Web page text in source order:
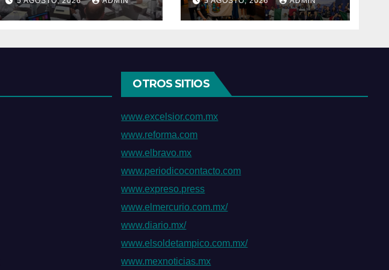
para garantizar un
trato digno y
Sur; conquistan el
primer título
OTROS SITIOS
www.excelsior.com.mx
www.reforma.com
www.elbravo.mx
www.periodicocontacto.com
www.expreso.press
www.elmercurio.com.mx/
www.diario.mx/
www.elsoldetampico.com.mx/
www.mexnoticias.mx